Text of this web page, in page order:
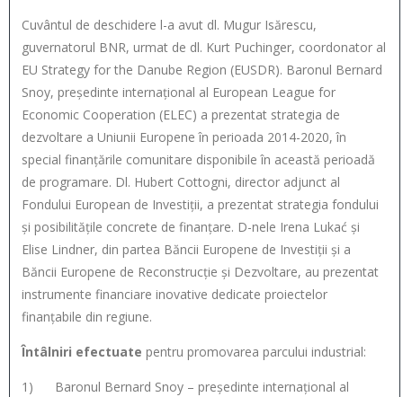
Cuvântul de deschidere l-a avut dl. Mugur Isărescu,
guvernatorul BNR, urmat de dl. Kurt Puchinger, coordonator al
EU Strategy for the Danube Region (EUSDR). Baronul Bernard
Snoy, președinte internațional al European League for
Economic Cooperation (ELEC) a prezentat strategia de
dezvoltare a Uniunii Europene în perioada 2014-2020, în
special finanțările comunitare disponibile în această perioadă
de programare. Dl. Hubert Cottogni, director adjunct al
Fondului European de Investiții, a prezentat strategia fondului
și posibilitățile concrete de finanțare. D-nele Irena Lukać și
Elise Lindner, din partea Băncii Europene de Investiții și a
Băncii Europene de Reconstrucție și Dezvoltare, au prezentat
instrumente financiare inovative dedicate proiectelor
finanțabile din regiune.
Întâlniri efectuate pentru promovarea parcului industrial:
1) Baronul Bernard Snoy – președinte internațional al